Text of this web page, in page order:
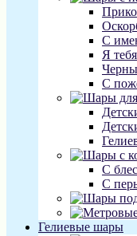
С
Я
С
С
С
Гелиевые шары